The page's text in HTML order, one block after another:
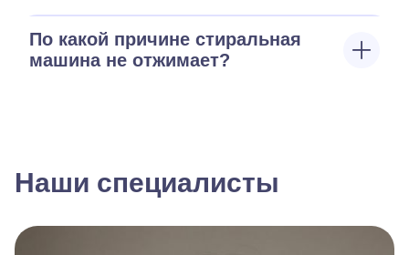
По какой причине стиральная
машина не отжимает?
Наши специалисты